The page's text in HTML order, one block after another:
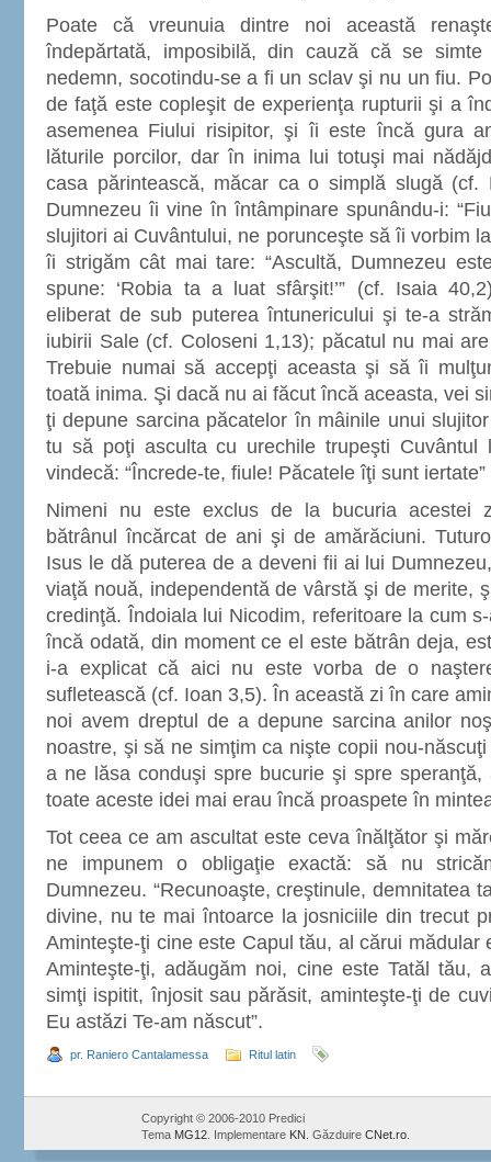
Poate că vreunuia dintre noi această
îndepărtată, imposibilă, din cauză că se simte
nedemn, socotindu-se a fi un sclav şi nu un fiu.
de faţă este copleşit de experienţa rupturii şi a
asemenea Fiului risipitor, şi îi este încă gura
lăturile porcilor, dar în inima lui totuşi mai
casa părintească, măcar ca o simplă slugă
Dumnezeu îi vine în întâmpinare spunându-i:
slujitori ai Cuvântului, ne porunceşte să îi vorbim
îi strigăm cât mai tare: “Ascultă, Dumnezeu
spune: ‘Robia ta a luat sfârşit!’” (cf. Isaia
eliberat de sub puterea întunericului şi te-a
iubirii Sale (cf. Coloseni 1,13); păcatul nu mai
Trebuie numai să accepţi aceasta şi să îi
toată inima. Şi dacă nu ai făcut încă aceasta, vei
ţi depune sarcina păcatelor în mâinile unui
tu să poţi asculta cu urechile trupeşti Cuvântul
vindecă: “Încrede-te, fiule! Păcatele îţi sunt
Nimeni nu este exclus de la bucuria acestei
bătrânul încărcat de ani şi de amărăciuni.
Isus le dă puterea de a deveni fii ai lui
viaţă nouă, independentă de vârstă şi de merite,
credinţă. Îndoiala lui Nicodim, referitoare la cum
încă odată, din moment ce el este bătrân deja,
i-a explicat că aici nu este vorba de o
sufletească (cf. Ioan 3,5). În această zi în care
noi avem dreptul de a depune sarcina anilor
noastre, şi să ne simţim ca nişte copii nou-
a ne lăsa conduşi spre bucurie şi spre
toate aceste idei mai erau încă proaspete în
Tot ceea ce am ascultat este ceva înălţător şi
ne impunem o obligaţie exactă: să nu
Dumnezeu. “Recunoaşte, creştinule, demnitatea
divine, nu te mai întoarce la josniciile din trecut
Aminteşte-ţi cine este Capul tău, al cărui mădular
Aminteşte-ţi, adăugăm noi, cine este Tatăl tău,
simţi ispitit, înjosit sau părăsit, aminteşte-ţi de
Eu astăzi Te-am născut”.
pr. Raniero Cantalamessa Ritul latin
Copyright © 2006-2010 Predici
Tema MG12 . Implementare KN . Găzduire CNet.ro